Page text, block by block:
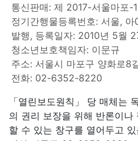
통신판매: 제 2017-서울마포-
정기간행물등록번호: 서울, 아
발행, 등록일자: 2010년 5월
청소년보호책임자: 이문규
주소: 서울시 마포구 양화로
전화: 02-6352-8220
「열린보도원칙」 당 매체는
의 권리 보장을 위해 반론이나
할 수 있는 창구를 열어두고